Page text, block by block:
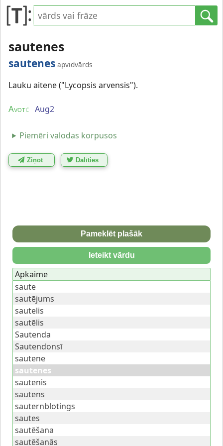
sautenes
sautenes apvidvārds
Lauku aitene ("Lycopsis arvensis").
Avoti: Aug2
Piemēri valodas korpusos
Ziņot Dalīties
Pameklēt plašāk
Ieteikt vārdu
Apkaime
saute
sautējums
sautelis
sautēlis
Sautenda
Sautendonsī
sautene
sautenes
sautenis
sautens
sauternblotings
sautes
sautēšana
sautēšanās